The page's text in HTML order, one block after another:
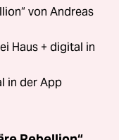
von Andreas
Haus + digital in
in der App